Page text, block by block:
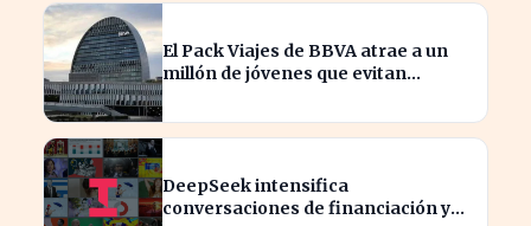
El Pack Viajes de BBVA atrae a un
millón de jóvenes que evitan
DeepSeek intensifica
conversaciones de financiación y